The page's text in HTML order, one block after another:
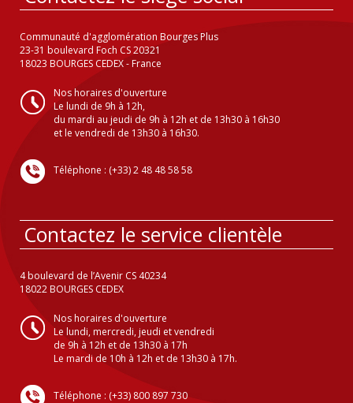
Communauté d'agglomération Bourges Plus
23-31 boulevard Foch CS 20321
18023 BOURGES CEDEX - France
Nos horaires d'ouverture
Le lundi de 9h à 12h,
du mardi au jeudi de 9h à 12h et de 13h30 à 16h30
et le vendredi de 13h30 à 16h30.
Téléphone : (+33) 2 48 48 58 58
Contactez le service clientèle
4 boulevard de l’Avenir CS 40234
18022 BOURGES CEDEX
Nos horaires d'ouverture
Le lundi, mercredi, jeudi et vendredi
de 9h à 12h et de 13h30 à 17h
Le mardi de 10h à 12h et de 13h30 à 17h.
Téléphone : (+33) 800 897 730